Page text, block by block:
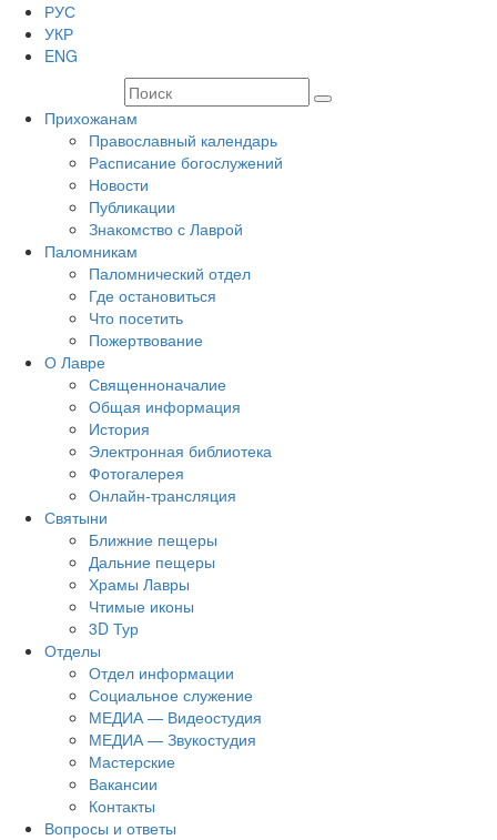
РУС
УКР
ENG
Прихожанам
Православный календарь
Расписание богослужений
Новости
Публикации
Знакомство с Лаврой
Паломникам
Паломнический отдел
Где остановиться
Что посетить
Пожертвование
О Лавре
Священноначалие
Общая информация
История
Электронная библиотека
Фотогалерея
Онлайн-трансляция
Святыни
Ближние пещеры
Дальние пещеры
Храмы Лавры
Чтимые иконы
3D Тур
Отделы
Отдел информации
Социальное служение
МЕДИА — Видеостудия
МЕДИА — Звукостудия
Мастерские
Вакансии
Контакты
Вопросы и ответы